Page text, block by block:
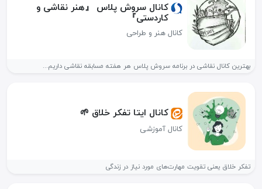
کانال سروش پلاس 『هنر نقاشی و
کاردستی』
کانال هنر و طراحی
بهترین کانال نقاشی در برنامه سروش پلاس هر هفته مسابقه نقاشی داریم...
کانال ایتا تفکر خلاق 🌱
کانال آموزشی
تفکر خلاق یعنی تقویت مهارت‌های مورد نیاز در زندگی